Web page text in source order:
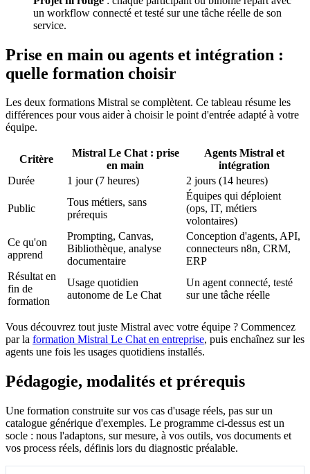
un workflow connecté et testé sur une tâche réelle de son
service.
Prise en main ou agents et intégration :
quelle formation choisir
Les deux formations Mistral se complètent. Ce tableau résume les
différences pour vous aider à choisir le point d'entrée adapté à votre
équipe.
Critère
Mistral Le Chat : prise
en main
Agents Mistral et
intégration
Durée
1 jour (7 heures) 2 jours (14 heures)
Public
Tous métiers, sans
prérequis
Équipes qui déploient
(ops, IT, métiers
volontaires)
Ce qu'on
apprend
Prompting, Canvas,
Bibliothèque, analyse
documentaire
Conception d'agents, API,
connecteurs n8n, CRM,
ERP
Résultat en
fin de
formation
Usage quotidien
autonome de Le Chat
Un agent connecté, testé
sur une tâche réelle
Vous découvrez tout juste Mistral avec votre équipe ? Commencez
par la formation Mistral Le Chat en entreprise, puis enchaînez sur les
agents une fois les usages quotidiens installés.
Pédagogie, modalités et prérequis
Une formation construite sur vos cas d'usage réels, pas sur un
catalogue générique d'exemples. Le programme ci-dessus est un
socle : nous l'adaptons, sur mesure, à vos outils, vos documents et
vos process réels, définis lors du diagnostic préalable.